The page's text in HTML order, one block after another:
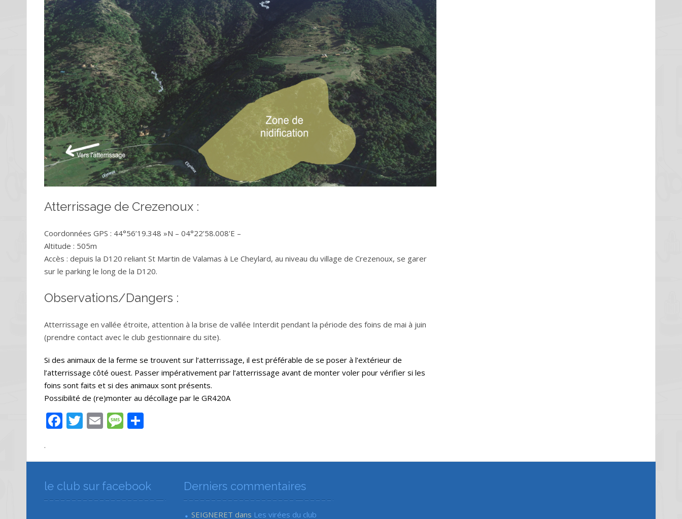
Atterrissage de Crezenoux :
Coordonnées GPS : 44°56’19.348 »N – 04°22’58.008’E –
Altitude : 505m
Accès : depuis la D120 reliant St Martin de Valamas à Le Cheylard, au niveau du village de Crezenoux, se garer
sur le parking le long de la D120.
Observations/Dangers :
Atterrissage en vallée étroite, attention à la brise de vallée Interdit pendant la période des foins de mai à juin
(prendre contact avec le club gestionnaire du site).
Si des animaux de la ferme se trouvent sur l’atterrissage, il est préférable de se poser à l’extérieur de
l’atterrissage côté ouest. Passer impérativement par l’atterrissage avant de monter voler pour vérifier si les
foins sont faits et si des animaux sont présents.
Possibilité de (re)monter au décollage par le GR420A
F
b
o
o
T
er
E
l
M
a
g
e
g
er
.
le club sur facebook Derniers commentaires
SEIGNERET dans Les virées du club